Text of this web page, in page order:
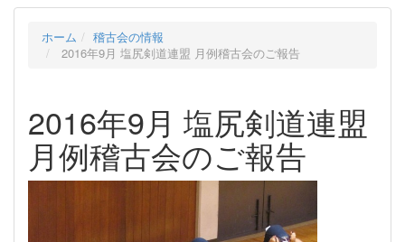
ホーム
稽古会の情報
2016年9月 塩尻剣道連盟 月例稽古会のご報告
2016年9月 塩尻剣道連盟
月例稽古会のご報告